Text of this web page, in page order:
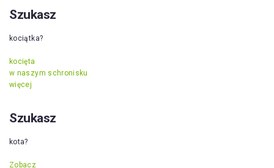
Szukasz
kociątka?
kocięta
w naszym schronisku
więcej
Szukasz
kota?
Zobacz